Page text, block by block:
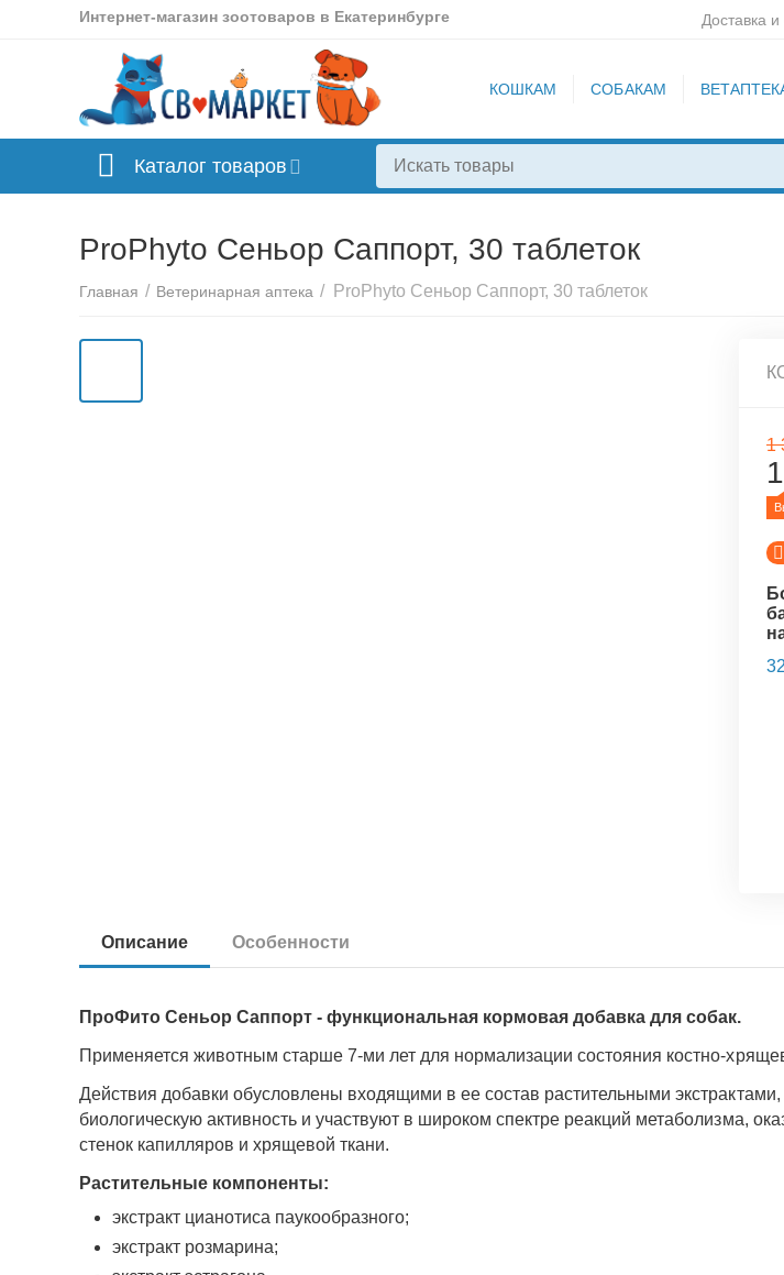
Интернет-магазин зоотоваров в Екатеринбурге Доставка
КОШКАМ СОБАКАМ
Каталог товаров
ProPhyto Сеньор Саппорт, 30 таблеток
Главная / Ветеринарная аптека / ProPhyto Сеньор Саппорт, 30 таблеток
1
Описание Особенности
ПроФито Сеньор Саппорт - функциональная кормовая добавка для собак.
Применяется животным старше 7-ми лет для нормализации состояния костно-
Действия добавки обусловлены входящими в ее состав растительными
биологическую активность и участвуют в широком спектре реакций метаболизма,
стенок капилляров и хрящевой ткани.
Растительные компоненты:
экстракт цианотиса паукообразного;
экстракт розмарина;